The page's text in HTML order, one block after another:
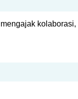
kolaborasi,